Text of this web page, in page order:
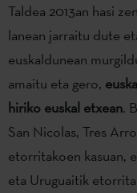
Taldea 2013an hasi
lanean jarraitu dute
euskaldunean
amaitu eta gero,
hiriko euskal etxean.
San Nicolas, Tres
etorritakoen kasuan,
eta Uruguaitik